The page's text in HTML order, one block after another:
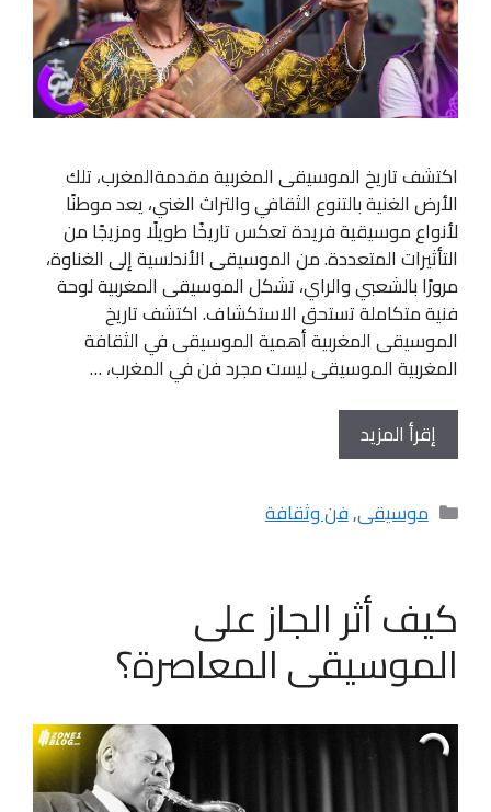
اكتشف تاريخ الموسيقى المغربية مقدمةالمغرب، تلك
الأرض الغنية بالتنوع الثقافي والتراث الغني، يعد موطنًا
لأنواع موسيقية فريدة تعكس تاريخًا طويلًا ومزيجًا من
التأثيرات المتعددة. من الموسيقى الأندلسية إلى الغناوة،
مرورًا بالشعبي والراي، تشكل الموسيقى المغربية لوحة
فنية متكاملة تستحق الاستكشاف. اكتشف تاريخ
الموسيقى المغربية أهمية الموسيقى في الثقافة
المغربية الموسيقى ليست مجرد فن في المغرب، …
إقرأ المزيد
التصنيفات
موسيقى,فن وثقافة
كيف أثر الجاز على
الموسيقى المعاصرة؟